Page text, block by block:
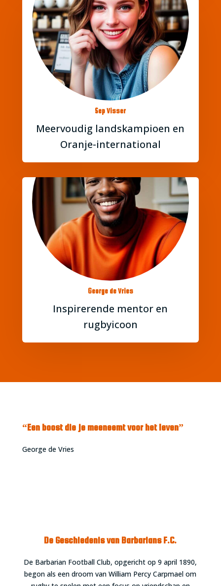
Sep Visser
Meervoudig landskampioen en
Oranje-international
George de Vries
Inspirerende mentor en
rugbyicoon
“Een boost die je meeneemt voor het leven”
George de Vries
De Geschiedenis van Barbarians F.C.
De Barbarian Football Club, opgericht op 9 april 1890,
begon als een droom van William Percy Carpmael om